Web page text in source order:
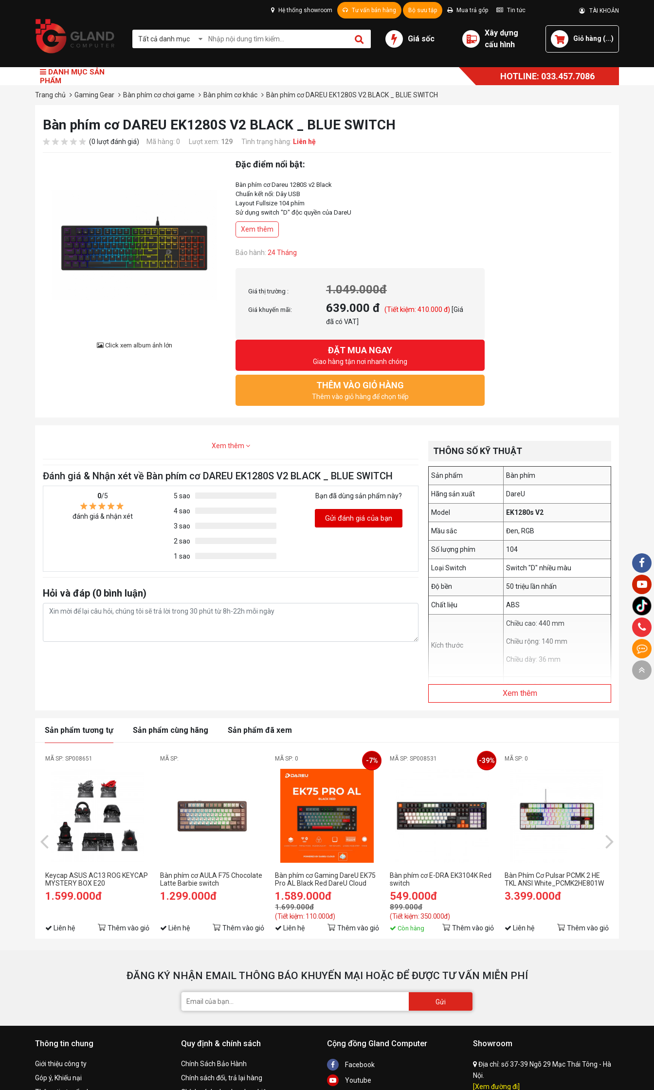
Hệ thống showroom Tư vấn bán hàng Bộ sưu tập Mua trả góp Tin tức TÀI KHOẢN
Tất cả danh mục Giá sốc
Xây dựng
cấu hình
Giỏ hàng (...)
DANH MỤC SẢN
PHẨM
HOTLINE: 033.457.7086
Trang chủ Gaming Gear Bàn phím cơ chơi game Bàn phím cơ khác Bàn phím cơ DAREU EK1280S V2 BLACK _ BLUE SWITCH
Bàn phím cơ DAREU EK1280S V2 BLACK _ BLUE SWITCH
(0 lượt đánh giá) Mã hàng: 0 Lượt xem: 129 Tình trạng hàng: Liên hệ
Click xem album ảnh lớn
Đặc điểm nổi bật:
Bàn phím cơ Dareu 1280S v2 Black
Chuẩn kết nối: Dây USB
Layout Fullsize 104 phím
Sử dụng switch "D" độc quyền của DareU
Xem thêm
Bảo hành: 24 Tháng
Giá thị trường : 1.049.000đ
Giá khuyến mãi: 639.000 đ (Tiết kiệm: 410.000 đ) [Giá
đã có VAT]
ĐẶT MUA NGAY
Giao hàng tận nơi nhanh chóng
THÊM VÀO GIỎ HÀNG
Thêm vào giỏ hàng để chọn tiếp
Xem thêm
Đánh giá & Nhận xét về Bàn phím cơ DAREU EK1280S V2 BLACK _ BLUE SWITCH
0/5
đánh giá & nhận xét
5 sao
4 sao
3 sao
2 sao
1 sao
Bạn đã dùng sản phẩm này?
Gửi đánh giá của bạn
Hỏi và đáp (0 bình luận)
THÔNG SỐ KỸ THUẬT
Sản phẩm Bàn phím
Hãng sản xuất DareU
Model EK1280s V2
Mầu sắc Đen, RGB
Số lượng phím 104
Loại Switch Switch "D" nhiều màu
Độ bền 50 triệu lần nhấn
Chất liệu ABS
Kích thước
Chiều cao: 440 mm
Chiều rộng: 140 mm
Chiều dày: 36 mm
Loại kết nối Có dây ~1.8m
N-key rollover Có
Xem thêm
Sản phẩm tương tự Sản phẩm cùng hãng Sản phẩm đã xem
MÃ SP: SP008651
Keycap ASUS AC13 ROG KEYCAP
MYSTERY BOX E20
1.599.000đ
Liên hệ Thêm vào giỏ
MÃ SP:
Bàn phím cơ AULA F75 Chocolate
Latte Barbie switch
1.299.000đ
Liên hệ Thêm vào giỏ
MÃ SP: 0
Bàn phím cơ Gaming DareU EK75
Pro AL Black Red DareU Cloud
switch
1.589.000đ
1.699.000đ
(Tiết kiệm: 110.000đ)
-7%
Liên hệ Thêm vào giỏ
MÃ SP: SP008531
Bàn phím cơ E-DRA EK3104K Red
switch
549.000đ
899.000đ
(Tiết kiệm: 350.000đ)
-39%
Còn hàng Thêm vào giỏ
MÃ SP: 0
Bàn Phím Cơ Pulsar PCMK 2 HE
TKL ANSI White_PCMK2HE801W
3.399.000đ
Liên hệ Thêm vào giỏ
ĐĂNG KÝ NHẬN EMAIL THÔNG BÁO KHUYẾN MẠI HOẶC ĐỂ ĐƯỢC TƯ VẤN MIỄN PHÍ
Gửi
Thông tin chung
Giới thiệu công ty
Góp ý, Khiếu nại
Quy định & chính sách
Chính Sách Bảo Hành
Chính sách đổi, trả lại hàng
Cộng đồng Gland Computer
Facebook
Youtube
Showroom
Địa chỉ: số 37-39 Ngõ 29 Mạc Thái Tông - Hà
Nội.
[Xem đường đi]